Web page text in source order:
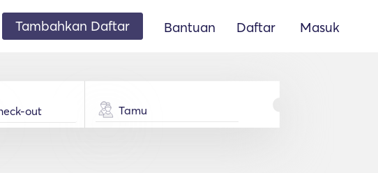
Tambahkan Daftar Bantuan Daftar Masuk
Tamu